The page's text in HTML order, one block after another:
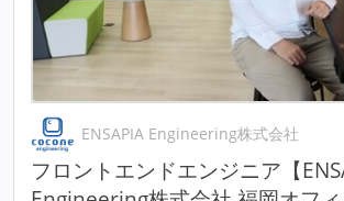
ENSAPIA Engineering株式会社
フロントエンドエンジニア【